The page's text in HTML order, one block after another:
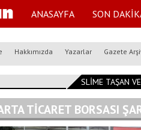
ANASAYFA SON
Hakkımızda Yazarlar Gazete
TESLİME TAŞAN
TİCARET BORSASI